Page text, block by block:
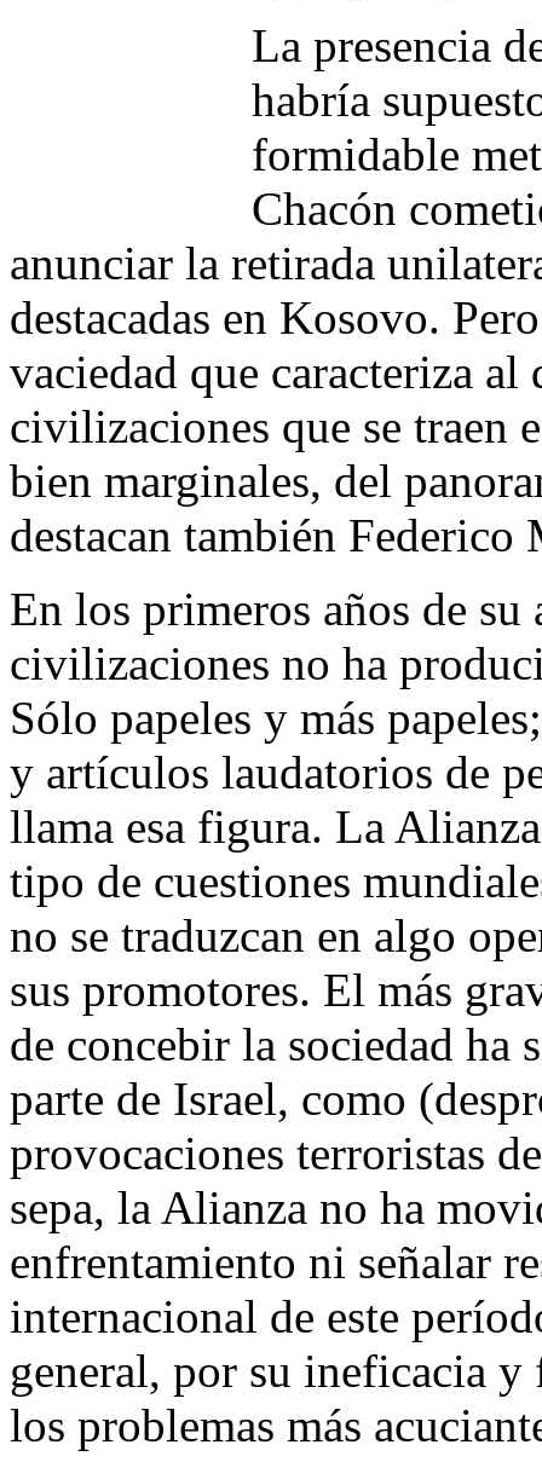
La presencia
habría
formidable
Chacón
anunciar la retirada
destacadas en Kosovo.
vaciedad que caracteriza
civilizaciones que se traen
bien marginales, del
destacan también
En los primeros años de
civilizaciones no ha
Sólo papeles y más
y artículos laudatorios de
llama esa figura. La
tipo de cuestiones
no se traduzcan en algo
sus promotores. El más
de concebir la sociedad ha
parte de Israel, como
provocaciones terroristas
sepa, la Alianza no ha
enfrentamiento ni señalar
internacional de este
general, por su ineficacia
los problemas más